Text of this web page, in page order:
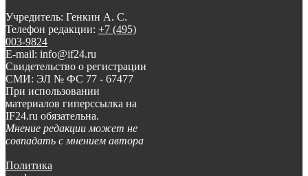
Учредитель: Генкин А. С.
Телефон редакции: +7 (495)
003-9824
E-mail: info@if24.ru
Свидетельство о регистрации
СМИ: ЭЛ № ФС 77 - 67477
При использовании
материалов гиперссылка на
IF24.ru обязательна.
Мнение редакции может не
совпадать с мнением автора
Политика